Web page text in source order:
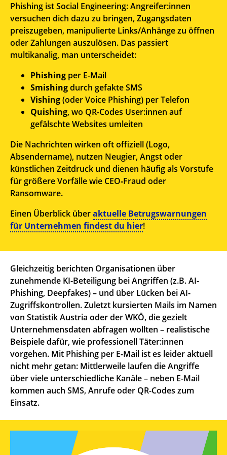
Phishing ist Social Engineering: Angreifer:innen
versuchen dich dazu zu bringen, Zugangsdaten
preiszugeben, manipulierte Links/Anhänge zu öffnen
oder Zahlungen auszulösen. Das passiert
multikanalig, man unterscheidet:
Phishing per E-Mail
Smishingdurch gefakte SMS
Vishing(oder Voice Phishing) per Telefon
Quishing, wo QR-Codes User:innen auf
gefälschte Websites umleiten
Die Nachrichten wirken oft offiziell (Logo,
Absendername), nutzen Neugier, Angst oder
künstlichen Zeitdruck und dienen häufig als Vorstufe
für größere Vorfälle wie CEO‑Fraud oder
Ransomware.
Einen Überblick überaktuelle Betrugswarnungen
für Unternehmen findest du hier!
Gleichzeitig berichten Organisationen über
zunehmende KI-Beteiligung bei Angriffen (z.B. AI-
Phishing, Deepfakes) – und über Lücken bei AI-
Zugriffskontrollen. Zuletzt kursierten Mails im Namen
von Statistik Austria oder der WKÖ, die gezielt
Unternehmensdaten abfragen wollten – realistische
Beispiele dafür, wie professionell Täter:innen
vorgehen. Mit Phishing per E-Mail ist es leider aktuell
nicht mehr getan: Mittlerweile laufen die Angriffe
über viele unterschiedliche Kanäle – neben E-Mail
kommen auch SMS, Anrufe oder QR-Codes zum
Einsatz.